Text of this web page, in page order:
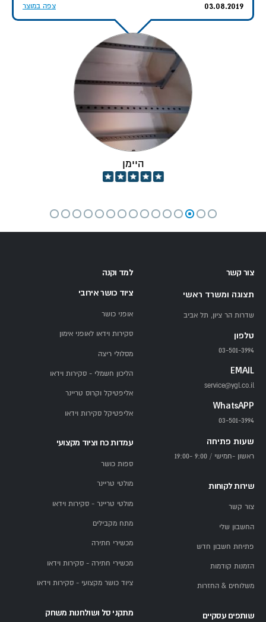
03.08.2019 צפה במוצר
היימן
צור קשר
תצוגה ומשרד ראשי
שדרות הר ציון, תל אביב
טלפון
03-501-3994
EMAIL
service@ygl.co.il
WhatsAPP
03-501-3994
שעות פתיחה
ראשון -חמישי / 9:00 -19:00
שירות לקוחות
צור קשר
החשבון שלי
פתיחת חשבון חדש
הזמנות קודמות
משלוחים & החזרות
שותפים עסקיים
למד וקנה
ציוד כושר אירובי
אופני כושר
סקירות וידאו לאופני אימון
מסלולי ריצה
הליכון חשמלי - סקירות וידאו
אליפטיקל וקרוס טריינר
אליפטיקל סקירות וידאו
עמדות כח וציוד מקצועי
ספות כושר
מולטי טריינר
מולטי טריינר - סקירות וידאו
מתח מקבילים
מכשירי חתירה
מכשירי חתירה - סקירות וידאו
ציוד כושר מקצועי - סקירות וידאו
מתקני סל ושולחנות משחק